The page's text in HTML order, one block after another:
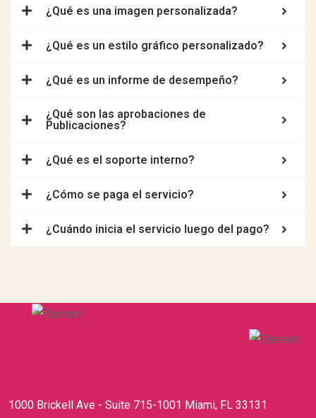
¿Qué es una imagen personalizada?
¿Qué es un estilo gráfico personalizado?
¿Qué es un informe de desempeño?
¿Qué son las aprobaciones de
Publicaciones?
¿Qué es el soporte interno?
¿Cómo se paga el servicio?
¿Cuándo inicia el servicio luego del pago?
1000 Brickell Ave - Suite 715-1001 Miami, FL 33131